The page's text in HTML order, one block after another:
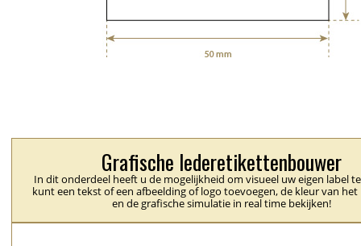
Grafische lederetikettenbouwer
In dit onderdeel heeft u de mogelijkheid om visueel uw eigen label
kunt een tekst of een afbeelding of logo toevoegen, de kleur van het
en de grafische simulatie in real time bekijken!